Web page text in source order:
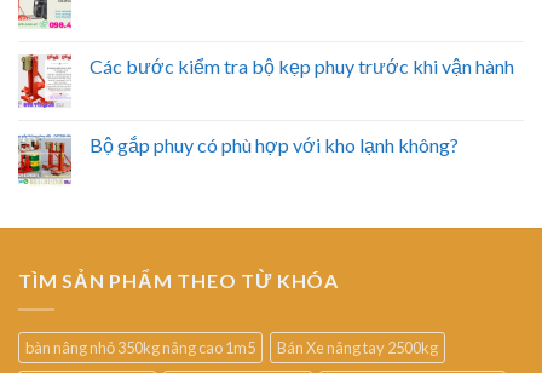
Các bước kiểm tra bộ kẹp phuy trước khi vận hành
Bộ gắp phuy có phù hợp với kho lạnh không?
TÌM SẢN PHẨM THEO TỪ KHÓA
bàn nâng nhỏ 350kg nâng cao 1m5
Bán Xe nâng tay 2500kg